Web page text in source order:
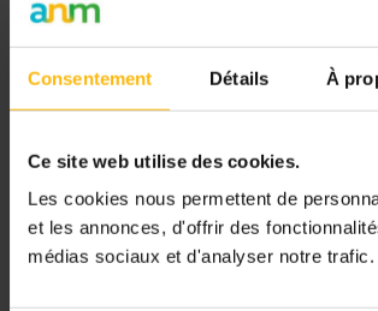
Consentement Détails À
Ce site web utilise des cookies.
Les cookies nous permettent de
et les annonces, d'offrir des
médias sociaux et d'analyser notre trafic.